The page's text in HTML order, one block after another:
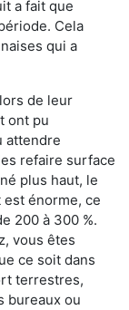
a fait que
Cela
qui a
de leur
ont pu
attendre
refaire surface
plus haut, le
énorme, ce
200 à 300 %.
vous êtes
ce soit dans
terrestres,
bureaux ou